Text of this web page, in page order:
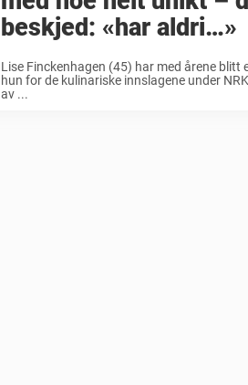
beskjed: «har aldri…»
Lise Finckenhagen (45) har med årene
hun for de kulinariske innslagene under
av ...